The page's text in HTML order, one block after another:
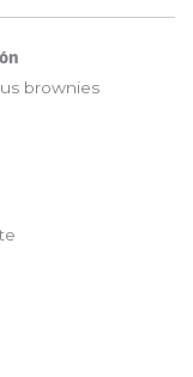
brownies